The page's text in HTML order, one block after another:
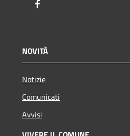
NOVITÀ
Notizie
Comunicati
Avvisi